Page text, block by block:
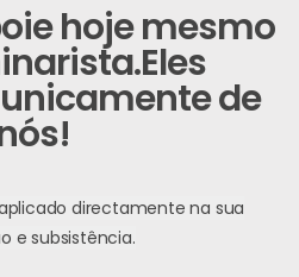
hoje mesmo
Eles
de
directamente na sua
e subsistência.